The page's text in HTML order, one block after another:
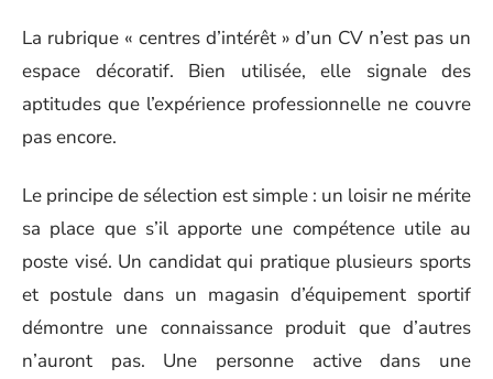
La rubrique « centres d’intérêt » d’un CV n’est pas un
espace décoratif. Bien utilisée, elle signale des
aptitudes que l’expérience professionnelle ne couvre
pas encore.
Le principe de sélection est simple : un loisir ne mérite
sa place que s’il apporte une compétence utile au
poste visé. Un candidat qui pratique plusieurs sports
et postule dans un magasin d’équipement sportif
démontre une connaissance produit que d’autres
n’auront pas. Une personne active dans une